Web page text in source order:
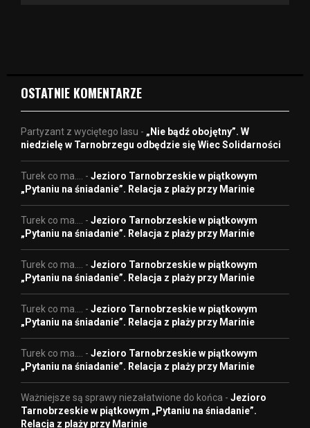
OSTATNIE KOMENTARZE
Partyzant z wyciętego lasu - „Nie bądź obojętny”. W
niedzielę w Tarnobrzegu odbędzie się Wiec Solidarności
Turek co ma.... - Jezioro Tarnobrzeskie w piątkowym
„Pytaniu na śniadanie”. Relacja z plaży przy Marinie
Turek co ma.... - Jezioro Tarnobrzeskie w piątkowym
„Pytaniu na śniadanie”. Relacja z plaży przy Marinie
Turek co ma.... - Jezioro Tarnobrzeskie w piątkowym
„Pytaniu na śniadanie”. Relacja z plaży przy Marinie
Turek co ma.... - Jezioro Tarnobrzeskie w piątkowym
„Pytaniu na śniadanie”. Relacja z plaży przy Marinie
Turek co ma.... - Jezioro Tarnobrzeskie w piątkowym
„Pytaniu na śniadanie”. Relacja z plaży przy Marinie
Ważniejsze są sprawy niezałatwione do końca - Jezioro
Tarnobrzeskie w piątkowym „Pytaniu na śniadanie”.
Relacja z plaży przy Marinie